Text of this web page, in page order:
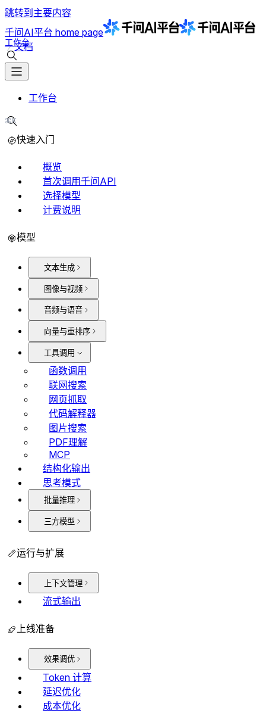
跳转到主要内容
千问AI平台 home page
文档
工作台
工作台
⌘K
快速入门
概览
首次调用千问API
选择模型
计费说明
模型
文本生成
图像与视频
音频与语音
向量与重排序
工具调用
函数调用
联网搜索
网页抓取
代码解释器
图片搜索
PDF理解
MCP
结构化输出
思考模式
批量推理
三方模型
运行与扩展
上下文管理
流式输出
上线准备
效果调优
Token 计算
延迟优化
成本优化